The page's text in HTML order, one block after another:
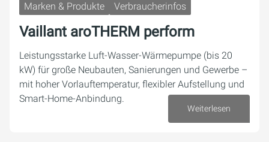
Marken & Produkte Verbraucherinfos
Vaillant aroTHERM perform
Leistungsstarke Luft-Wasser-Wärmepumpe (bis 20
kW) für große Neubauten, Sanierungen und Gewerbe –
mit hoher Vorlauftemperatur, flexibler Aufstellung und
Smart-Home-Anbindung.
Weiterlesen